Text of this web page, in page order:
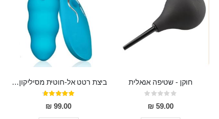
חוקן - שטיפה אנאלית
Rating:
0%
59.00 ₪
ביצת רטט אל-חוטית מסיליקון רפואי בגודל של 8 ס"מ ורוחב 3 ס"מ בעלת 20 מהירויות שונות "ENKI"
דירוג:
93%
99.00 ₪